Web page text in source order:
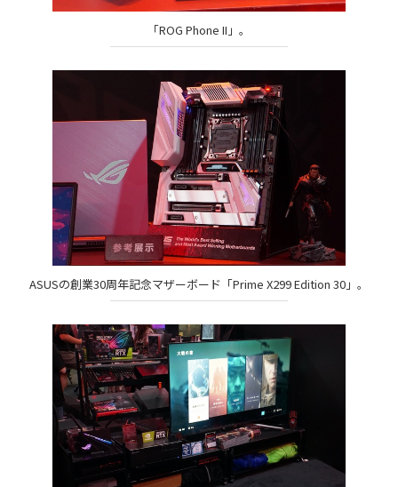
「ROG Phone II」。
ASUSの創業30周年記念マザーボード「Prime X299 Edition 30」。